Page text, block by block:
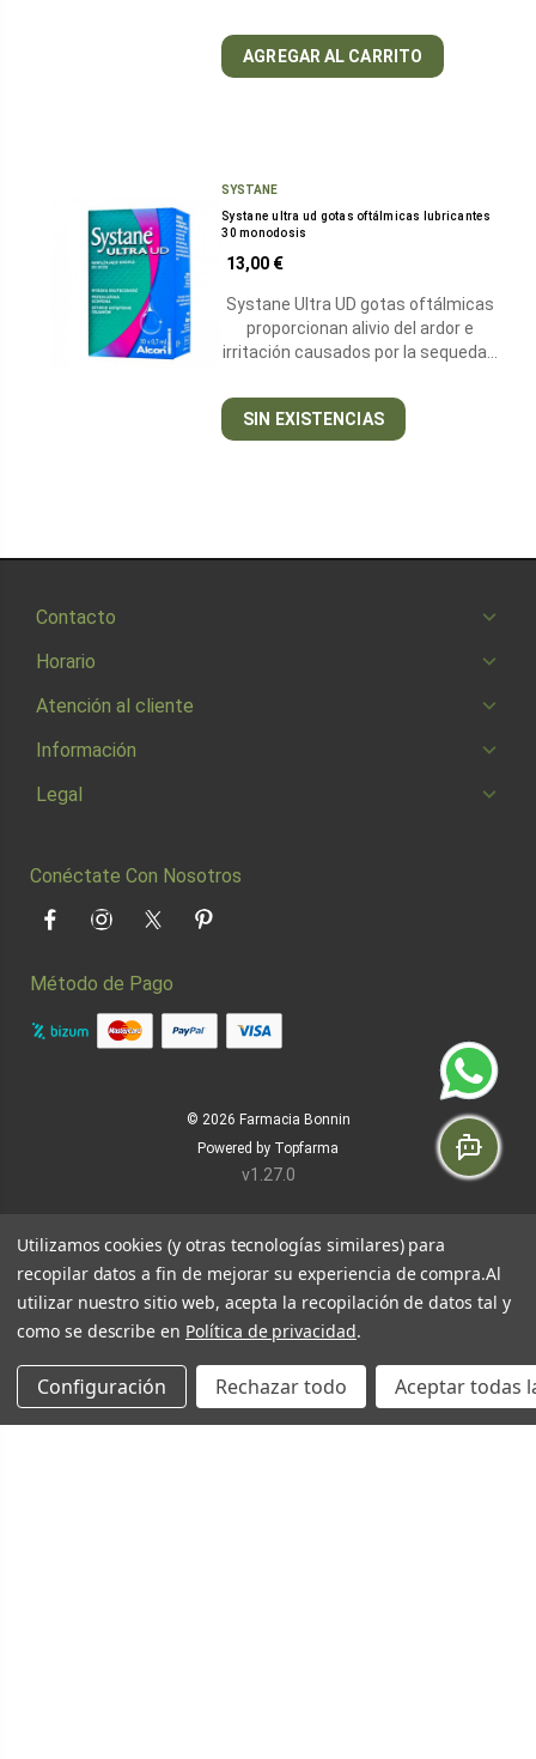
AGREGAR AL CARRITO
SYSTANE
Systane ultra ud gotas oftálmicas lubricantes
30 monodosis
13,00 €
Systane Ultra UD gotas oftálmicas
proporcionan alivio del ardor e
irritación causados por la sequeda…
SIN EXISTENCIAS
Contacto
Horario
Atención al cliente
Información
Legal
Conéctate Con Nosotros
FacebookInstagramTwitter Pinterest
Método de Pago
© 2026 Farmacia Bonnin
Powered by Topfarma
v1.27.0
Utilizamos cookies (y otras tecnologías similares) para
recopilar datos a fin de mejorar su experiencia de compra.Al
utilizar nuestro sitio web, acepta la recopilación de datos tal y
como se describe en Política de privacidad.
Configuración Rechazar todo Aceptar todas